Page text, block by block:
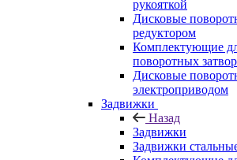
рукояткой
Дисковые
редуктором
Комплектующие
поворотных
Дисковые
электроприводом
Задвижки
Назад
Задвижки
Задвижки